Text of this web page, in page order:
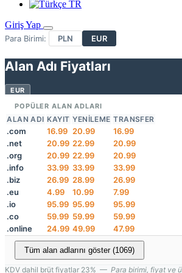
TR
Giriş Yap
Para Birimi: PLN EUR
Alan Adı Fiyatları
EUR
POPÜLER ALAN ADLARI
ALAN ADI KAYIT YENILEME TRANSFER
.com 16.99 20.99
16.99
.net
20.99 22.99
20.99
.org
20.99 22.99
20.99
.info
33.99 33.99
33.99
.biz
26.99 28.99
26.99
.eu
4.99 10.99
7.99
.io
95.99 95.99
95.99
.co
59.99 59.99
59.99
.online
24.99 49.99 47.99
Tüm alan adlarını göster (1069)
KDV dahil brüt fiyatlar 23% — Para birimi, fiyat ve